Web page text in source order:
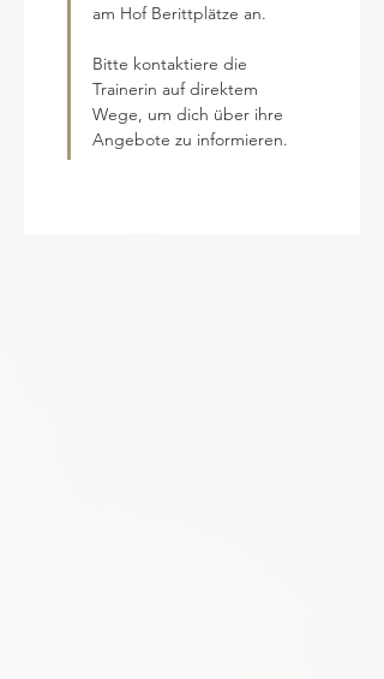
am Hof Berittplätze an.
Bitte kontaktiere die
Trainerin auf direktem
Wege, um dich über ihre
Angebote zu informieren.